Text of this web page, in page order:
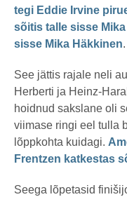
tegi Eddie Irvine
sõitis talle sisse
sisse Mika Häkkinen
See jättis rajale neli
Herberti ja Heinz-
hoidnud sakslane oli
viimase ringi eel tulla
lõppkohta kuidagi.
Frentzen katkestas
Seega lõpetasid